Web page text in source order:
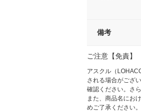
備考
ご注意【免責】
アスクル（
される場合がござ
確認ください。さ
また、商品名にお
めご了承ください。